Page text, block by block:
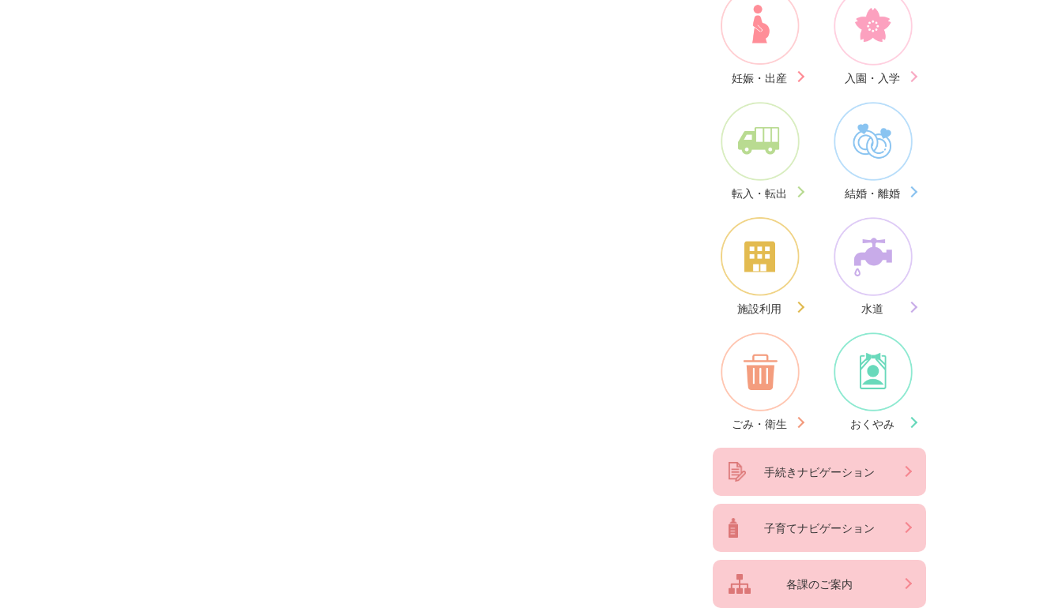
妊娠・出産 入園・入学
転入・転出 結婚・離婚
施設利用 水道
ごみ・衛生 おくやみ
手続きナビゲーション
子育てナビゲーション
各課のご案内